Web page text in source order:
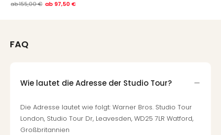
ab155,00 € ab 97,50 €
FAQ
Wie lautet die Adresse der Studio Tour?
Die Adresse lautet wie folgt: Warner Bros. Studio Tour
London, Studio Tour Dr, Leavesden, WD25 7LR Watford,
Großbritannien